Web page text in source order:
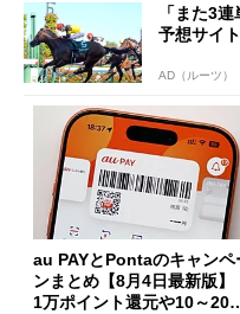
「また3
予想サイ
AD（ルーツ）
au PAYとPontaのキャンペ
ンまとめ【8月4日最新版】
1万ポイント還元や10～20